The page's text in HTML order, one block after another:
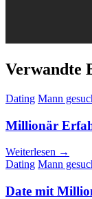
Verwandte
Dating Mann
Millionär
Weiterlesen →
Dating Mann
Date mit